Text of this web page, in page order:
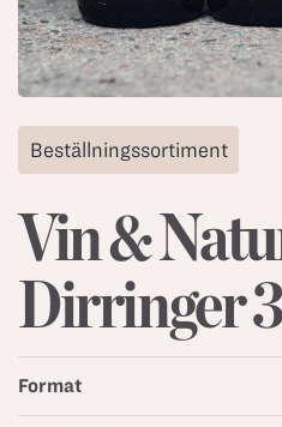
Beställningssortiment
Vin &
Dirringer
Format